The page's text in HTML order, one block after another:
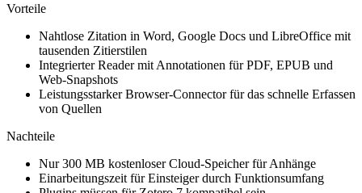
Vorteile
Nahtlose Zitation in Word, Google Docs und LibreOffice mit
tausenden Zitierstilen
Integrierter Reader mit Annotationen für PDF, EPUB und
Web-Snapshots
Leistungsstarker Browser-Connector für das schnelle Erfassen
von Quellen
Nachteile
Nur 300 MB kostenloser Cloud-Speicher für Anhänge
Einarbeitungszeit für Einsteiger durch Funktionsumfang